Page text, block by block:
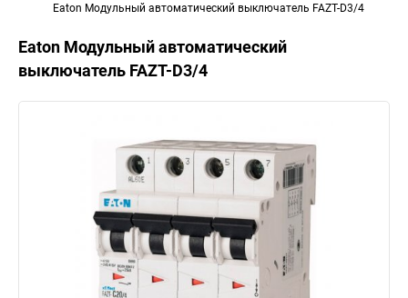
Eaton Модульный автоматический выключатель FAZT-D3/4
Eaton Модульный автоматический
выключатель FAZT-D3/4